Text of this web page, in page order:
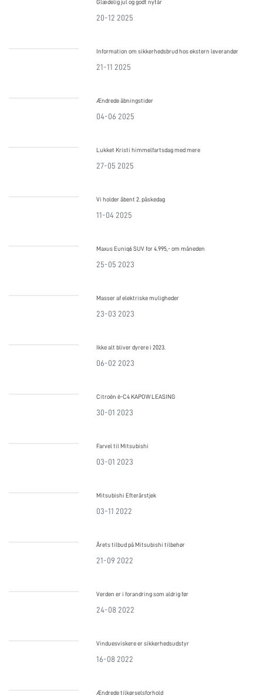
Glædelig jul og godt nytår
20-12 2025
Information om sikkerhedsbrud hos ekstern leverandør
21-11 2025
Ændrede åbningstider
04-06 2025
Lukket Kristi himmelfartsdag med mere
27-05 2025
Vi holder åbent 2. påskedag
11-04 2025
Maxus Euniq6 SUV for 4.995,- om måneden
25-05 2023
Masser af elektriske muligheder
23-03 2023
Ikke alt bliver dyrere i 2023.
06-02 2023
Citroën ë-C4 KAPOW LEASING
30-01 2023
Farvel til Mitsubishi
03-01 2023
Mitsubishi Efterårstjek
03-11 2022
Årets tilbud på Mitsubishi tilbehør
21-09 2022
Verden er i forandring som aldrig før
24-08 2022
Vinduesviskere er sikkerhedsudstyr
16-08 2022
Ændrede tilkørselsforhold